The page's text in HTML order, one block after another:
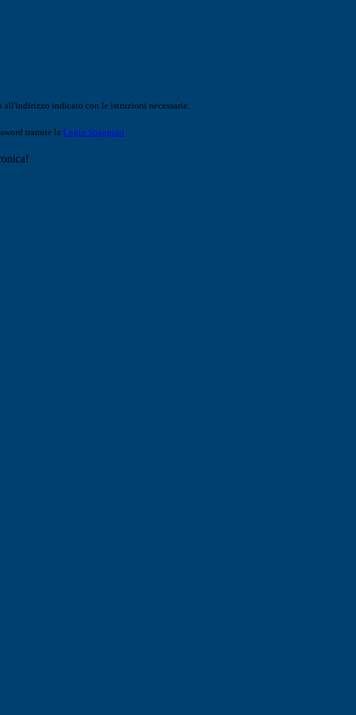
all'indirizzo indicato con le istruzioni necessarie.
tramite la Login Spaggiari